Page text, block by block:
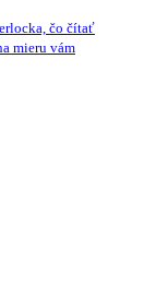
čo čítať
mieru vám